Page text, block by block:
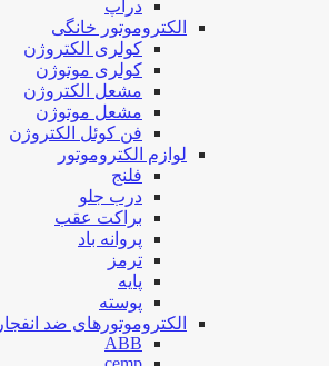
دراپ
الکتروموتور خانگی
کولری الکتروژن
کولری موتوژن
مشعل الکتروژن
مشعل موتوژن
فن کوئل الکتروژن
لوازم الکتروموتور
فلنج
درب جلو
براکت عقب
پروانه باد
ترمز
پایه
پوسته
الکتروموتورهای ضد انفجار
ABB